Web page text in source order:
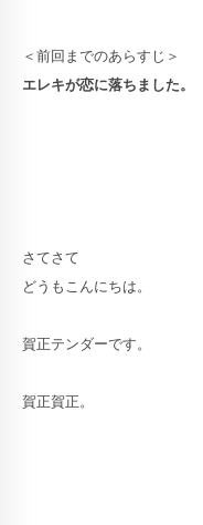
＜前回までのあらすじ＞
エレキが恋に落ちました。
さてさて
どうもこんにちは。
賀正テンダーです。
賀正賀正。